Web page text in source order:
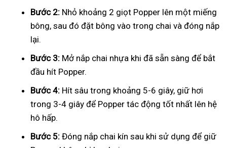
Bước 2: Nhỏ khoảng 2 giọt Popper lên một miếng
bông, sau đó đặt bông vào trong chai và đóng nắp
lại.
Bước 3: Mở nắp chai nhựa khi đã sẵn sàng để bắt
đầu hít Popper.
Bước 4: Hít sâu trong khoảng 5-6 giây, giữ hơi
trong 3-4 giây để Popper tác động tốt nhất lên hệ
hô hấp.
Bước 5: Đóng nắp chai kín sau khi sử dụng để giữ